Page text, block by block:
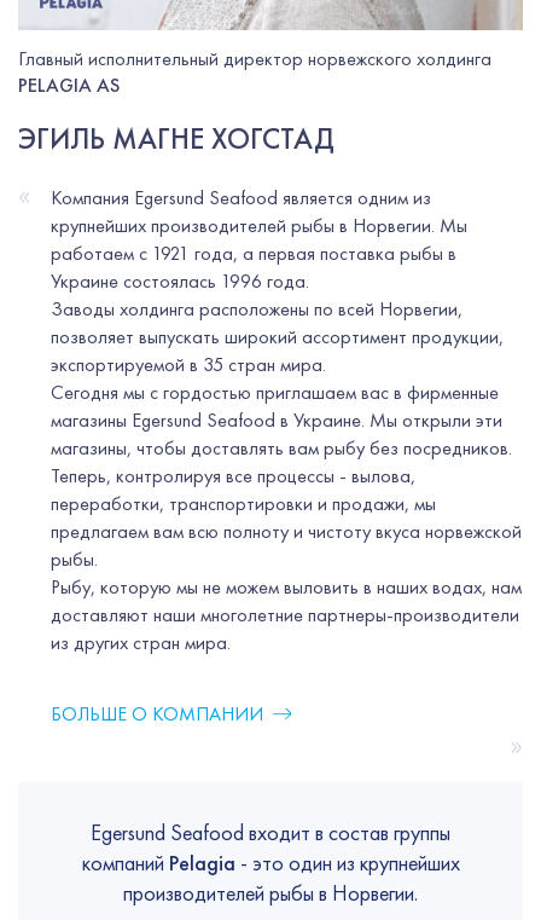
Главный исполнительный директор норвежского холдинга
PELAGIA AS
ЭГИЛЬ МАГНЕ ХОГСТАД
«
»
Компания Egersund Seafood является одним из
крупнейших производителей рыбы в Норвегии. Мы
работаем с 1921 года, а первая поставка рыбы в
Украине состоялась 1996 года.
Заводы холдинга расположены по всей Норвегии,
позволяет выпускать широкий ассортимент продукции,
экспортируемой в 35 стран мира.
Сегодня мы с гордостью приглашаем вас в фирменные
магазины Egersund Seafood в Украине. Мы открыли эти
магазины, чтобы доставлять вам рыбу без посредников.
Теперь, контролируя все процессы - вылова,
переработки, транспортировки и продажи, мы
предлагаем вам всю полноту и чистоту вкуса норвежской
рыбы.
Рыбу, которую мы не можем выловить в наших водах, нам
доставляют наши многолетние партнеры-производители
из других стран мира.
БОЛЬШЕ О КОМПАНИИ
Egersund Seafood входит в состав группы
компаний Pelagia - это один из крупнейших
производителей рыбы в Норвегии.